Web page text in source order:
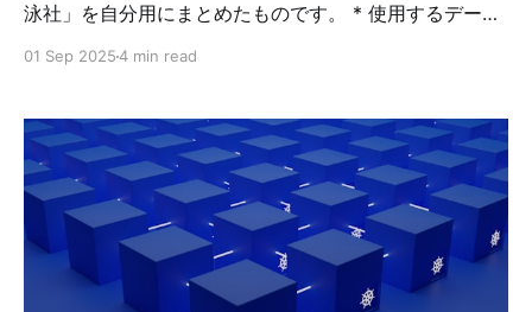
泳社」を自分用にまとめたものです。 * 使用するデータ
す。 【SQL】MySQL(MariaDB)を使ったSQL学習用のサ
いこなせるかが、初級者と中級者の分かれ目 * CASE式
はある列の値を別の値に読み替えているだけ * 他のSQL
ツール（集約関数等）と組み合わせることで威力を発揮
する * やっかいなバグを防ぐために、ELSE句を必ず書
く（ELSE句を省略するとELSE NULL扱いとなる）
CASE式の演習 演習1：単純CASE式と検索CASE式 課
題：employeesテーブルを使って下記のデータを表示し
01 Sep 20254 min read